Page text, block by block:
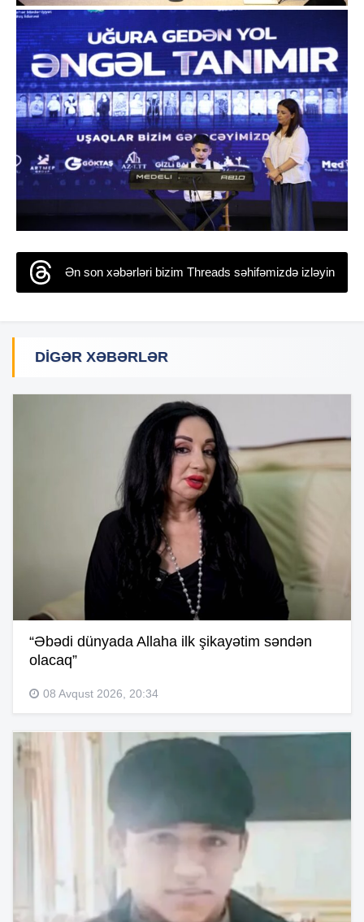
Ən son xəbərləri bizim Threads səhifəmizdə izləyin
DIGƏR XƏBƏRLƏR
“Əbədi dünyada Allaha ilk şikayətim səndən
olacaq”
08 Avqust 2026, 20:34